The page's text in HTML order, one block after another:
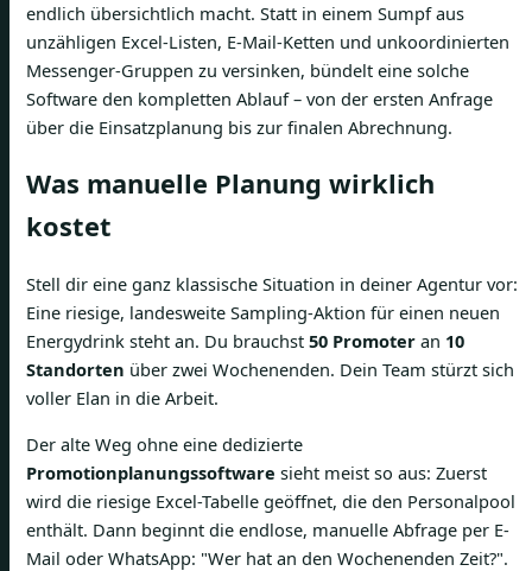
endlich übersichtlich macht. Statt in einem Sumpf aus
unzähligen Excel-Listen, E-Mail-Ketten und unkoordinierten
Messenger-Gruppen zu versinken, bündelt eine solche
Software den kompletten Ablauf – von der ersten Anfrage
über die Einsatzplanung bis zur finalen Abrechnung.
Was manuelle Planung wirklich
kostet
Stell dir eine ganz klassische Situation in deiner Agentur vor:
Eine riesige, landesweite Sampling-Aktion für einen neuen
Energydrink steht an. Du brauchst 50 Promoter an 10
Standorten über zwei Wochenenden. Dein Team stürzt sich
voller Elan in die Arbeit.
Der alte Weg ohne eine dedizierte
Promotionplanungssoftware sieht meist so aus: Zuerst
wird die riesige Excel-Tabelle geöffnet, die den Personalpool
enthält. Dann beginnt die endlose, manuelle Abfrage per E-
Mail oder WhatsApp: "Wer hat an den Wochenenden Zeit?".